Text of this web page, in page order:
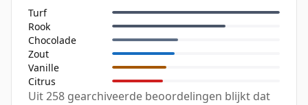
Turf
Rook
Chocolade
Zout
Vanille
Citrus
Uit 258 gearchiveerde beoordelingen blijkt dat